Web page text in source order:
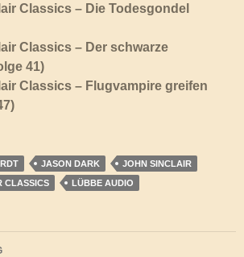
Classics – Die Todesgondel
Classics – Der schwarze
41)
Classics – Flugvampire greifen
JASON DARK
JOHN SINCLAIR
CLASSICS
LÜBBE AUDIO